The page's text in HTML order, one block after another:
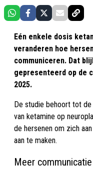
Eén enkele dosis
veranderen hoe
communiceren. Dat
gepresenteerd op de
2025.
De studie behoort tot
van ketamine op
de hersenen om zich
aan te maken.
Meer